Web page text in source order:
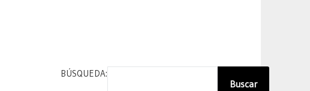
BÚSQUEDA:
Buscar